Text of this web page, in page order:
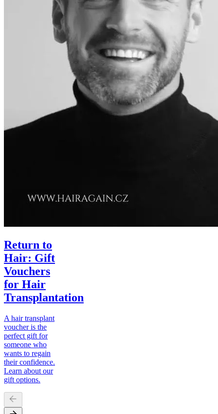
Return to
Hair: Gift
Vouchers
for Hair
Transplantation
A hair transplant
voucher is the
perfect gift for
someone who
wants to regain
their confidence.
Learn about our
gift options.